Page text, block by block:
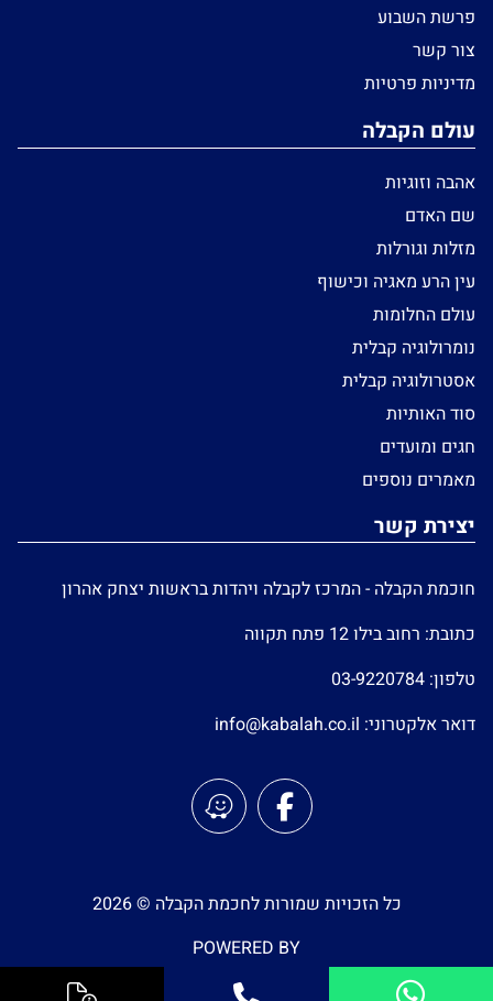
פרשת השבוע
צור קשר
מדיניות פרטיות
עולם הקבלה
אהבה וזוגיות
שם האדם
מזלות וגורלות
עין הרע מאגיה וכישוף
עולם החלומות
נומרולוגיה קבלית
אסטרולוגיה קבלית
סוד האותיות
חגים ומועדים
מאמרים נוספים
יצירת קשר
חוכמת הקבלה - המרכז לקבלה ויהדות בראשות יצחק אהרון
כתובת: רחוב בילו 12 פתח תקווה
טלפון: 03-9220784
דואר אלקטרוני: info@kabalah.co.il
כל הזכויות שמורות לחכמת הקבלה © 2026
POWERED BY